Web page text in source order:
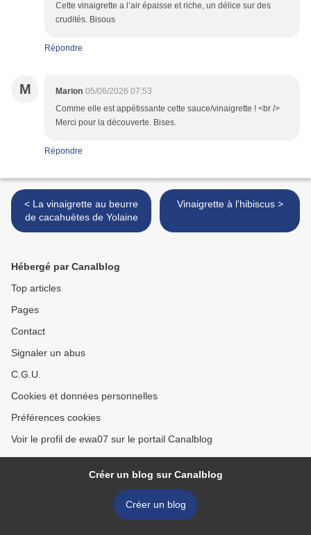
Cette vinaigrette a l’air épaisse et riche, un délice sur des
crudités. Bisous
Répondre
M Marion 05/06/2026 07:53
Comme elle est appétissante cette sauce/vinaigrette ! <br />
Merci pour la découverte. Bises.
Répondre
< La vinaigrette au beurre
de cacahuètes de Yolaine
Vinaigrette à l'hibiscus >
Hébergé par Canalblog
Top articles
Pages
Contact
Signaler un abus
C.G.U.
Cookies et données personnelles
Préférences cookies
Voir le profil de ewa07 sur le portail Canalblog
Créer un blog sur Canalblog
Créer un blog